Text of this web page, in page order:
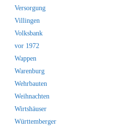
Versorgung
Villingen
Volksbank
vor 1972
Wappen
Warenburg
Wehrbauten
Weihnachten
Wirtshäuser
Württemberger